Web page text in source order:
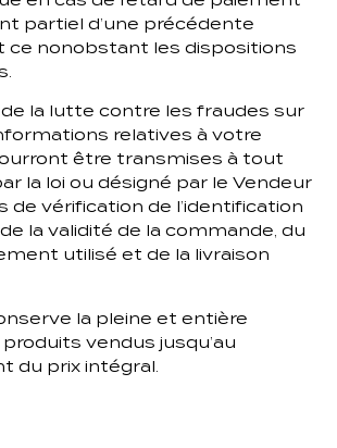
partiel d’une précédente
ce nonobstant les dispositions
de la lutte contre les fraudes sur
relatives à votre
être transmises à tout
la loi ou désigné par le Vendeur
de vérification de l’identification
la validité de la commande, du
utilisé et de la livraison
la pleine et entière
vendus jusqu’au
du prix intégral.